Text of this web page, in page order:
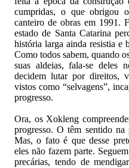
cumpridas, o que obrigou
canteiro de obras em 1991.
estado de Santa Catarina
história larga ainda resistia e
Como todos sabem, quando
suas aldeias, fala-se deles
decidem lutar por direitos,
vistos como “selvagens”,
progresso.
Ora, os Xokleng
progresso. O têm sentido na
Mas, o fato é que desse
eles não fazem parte.
precárias, tendo de